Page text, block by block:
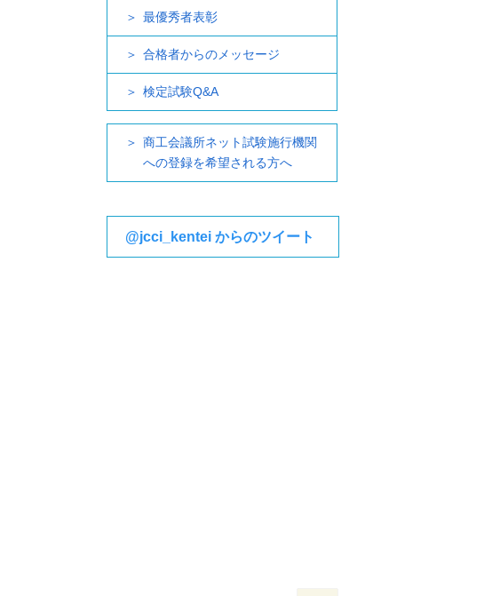
最優秀者表彰
合格者からのメッセージ
検定試験Q&A
商工会議所ネット試験施行機関
への登録を希望される方へ
@jcci_kentei からのツイート